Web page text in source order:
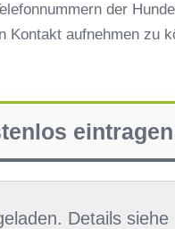
der
Kontakt aufnehmen zu
Details siehe